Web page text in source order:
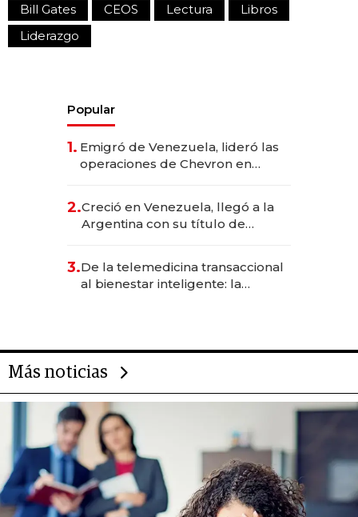
Bill Gates CEOS Lectura
Libros
Liderazgo
Popular
1. Emigró de Venezuela, lideró las
operaciones de Chevron en
2.Creció en Venezuela, llegó a la
Argentina con su título de
las marcas "fast premium"
3.De la telemedicina transaccional
al bienestar inteligente: la
Más noticias